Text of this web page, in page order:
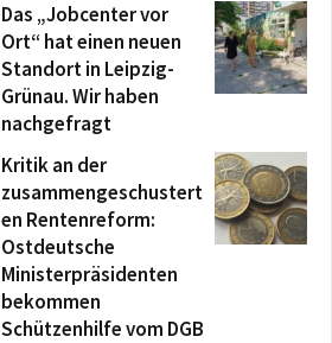
Das „Jobcenter vor
Ort“ hat einen neuen
Standort in Leipzig-
Grünau. Wir haben
nachgefragt
Kritik an der
zusammengeschustert
en Rentenreform:
Ostdeutsche
Ministerpräsidenten
bekommen
Schützenhilfe vom DGB